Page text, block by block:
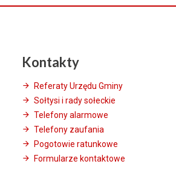
Kontakty
Referaty Urzędu Gminy
Sołtysi i rady sołeckie
Telefony alarmowe
Telefony zaufania
Pogotowie ratunkowe
Formularze kontaktowe